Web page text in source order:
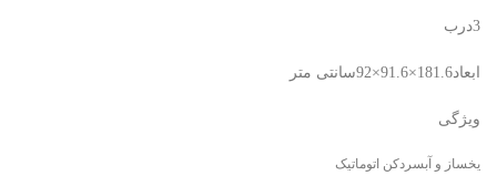
3درب
ابعاد181.6×91.6×92سانتی متر
ویژگی
یخساز و آبسردکن اتوماتیک